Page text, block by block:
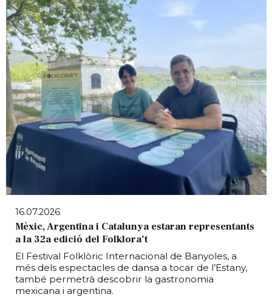
16.07.2026
Mèxic, Argentina i Catalunya estaran representants
a la 32a edició del Folklora’t
El Festival Folklòric Internacional de Banyoles, a
més dels espectacles de dansa a tocar de l’Estany,
també permetrà descobrir la gastronomia
mexicana i argentina.